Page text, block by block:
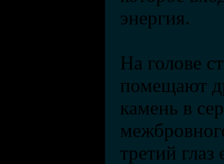
энергия.
На голове
помещают
камень в
третий глаз